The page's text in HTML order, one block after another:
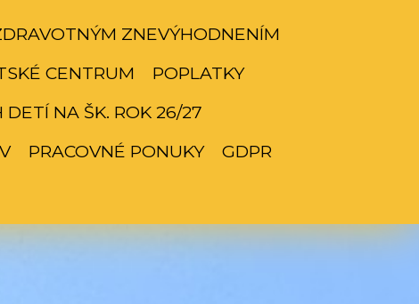
ZNEVÝHODNENÍM
CENTRUM
POPLATKY
DETÍ NA ŠK. ROK 26/27
PRACOVNÉ PONUKY
GDPR